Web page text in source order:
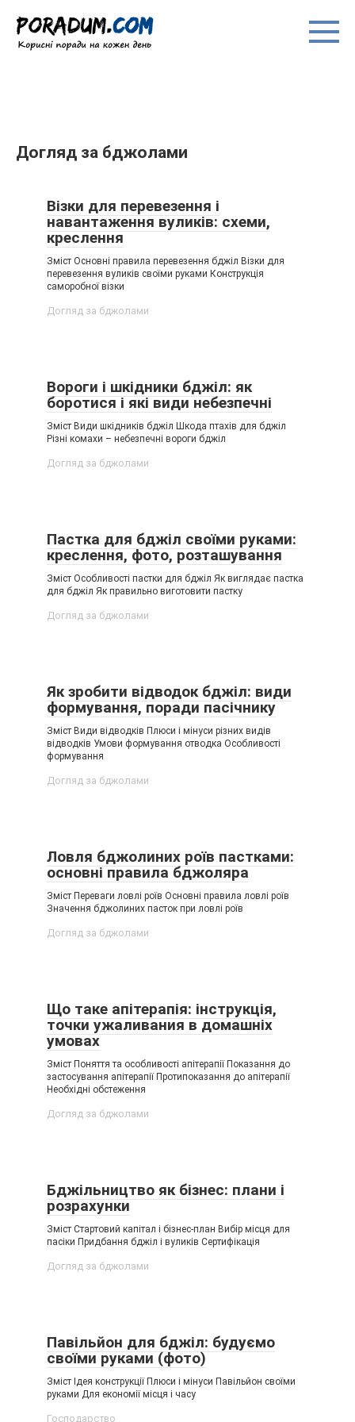
вмісту
Догляд за бджолами
Візки для перевезення і
навантаження вуликів: схеми,
креслення
Зміст Основні правила перевезення бджіл Візки для
перевезення вуликів своїми руками Конструкція
саморобної візки
Догляд за бджолами
Вороги і шкідники бджіл: як
боротися і які види небезпечні
Зміст Види шкідників бджіл Шкода птахів для бджіл
Різні комахи – небезпечні вороги бджіл
Догляд за бджолами
Пастка для бджіл своїми руками:
креслення, фото, розташування
Зміст Особливості пастки для бджіл Як виглядає пастка
для бджіл Як правильно виготовити пастку
Догляд за бджолами
Як зробити відводок бджіл: види
формування, поради пасічнику
Зміст Види відводків Плюси і мінуси різних видів
відводків Умови формування отводка Особливості
формування
Догляд за бджолами
Ловля бджолиних роїв пастками:
основні правила бджоляра
Зміст Переваги ловлі роїв Основні правила ловлі роїв
Значення бджолиних пасток при ловлі роїв
Догляд за бджолами
Що таке апітерапія: інструкція,
точки ужаливания в домашніх
умовах
Зміст Поняття та особливості апітерапії Показання до
застосування апітерапії Протипоказання до апітерапії
Необхідні обстеження
Догляд за бджолами
Бджільництво як бізнес: плани і
розрахунки
Зміст Стартовий капітал і бізнес-план Вибір місця для
пасіки Придбання бджіл і вуликів Сертифікація
Догляд за бджолами
Павільйон для бджіл: будуємо
своїми руками (фото)
Зміст Ідея конструкції Плюси і мінуси Павільйон своїми
руками Для економії місця і часу
Господарство